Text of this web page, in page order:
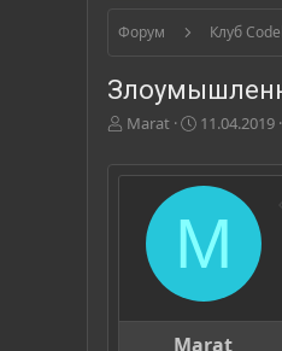
Форум Клуб
А
т
Marat
Д
т
а
ч
а
л
а
11.04.2019
M
Marat